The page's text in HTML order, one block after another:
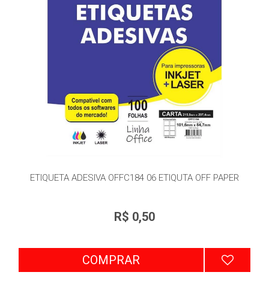
ETIQUETA ADESIVA OFFC184 06 ETIQUTA OFF PAPER
R$ 0,50
COMPRAR